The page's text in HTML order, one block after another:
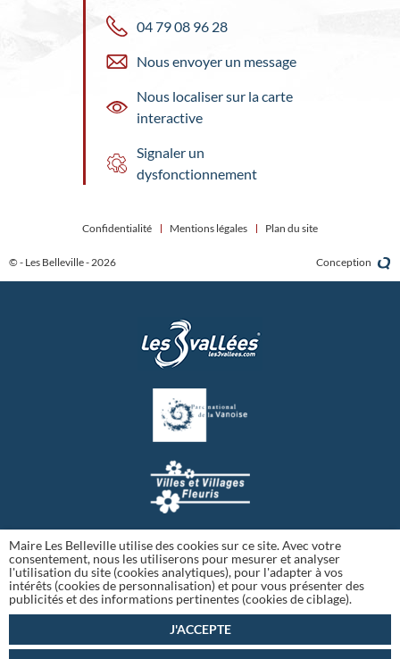
04 79 08 96 28
Nous envoyer un message
Nous localiser sur la carte
interactive
Signaler un
dysfonctionnement
© - Les Belleville - 2026
Confidentialité Mentions légales Plan du site
Conception
Maire Les Belleville utilise des cookies sur ce site. Avec votre
consentement, nous les utiliserons pour mesurer et analyser
l'utilisation du site (cookies analytiques), pour l'adapter à vos
intérêts (cookies de personnalisation) et pour vous présenter des
publicités et des informations pertinentes (cookies de ciblage).
J'ACCEPTE